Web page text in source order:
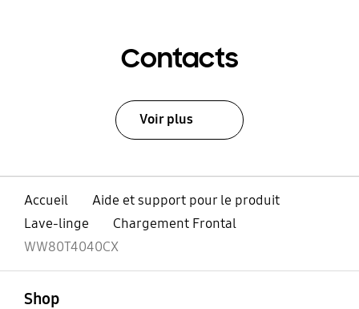
Contacts
Voir plus
Accueil
Aide et support pour le produit
Lave-linge
Chargement Frontal
WW80T4040CX
Shop